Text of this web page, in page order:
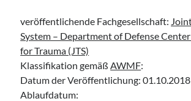
veröffentlichende Fachgesellschaft:
System – Department of Defense
for Trauma (JTS)
Klassifikation gemäßAWMF:
Datum der Veröffentlichung: 01.10.2018
Ablaufdatum: